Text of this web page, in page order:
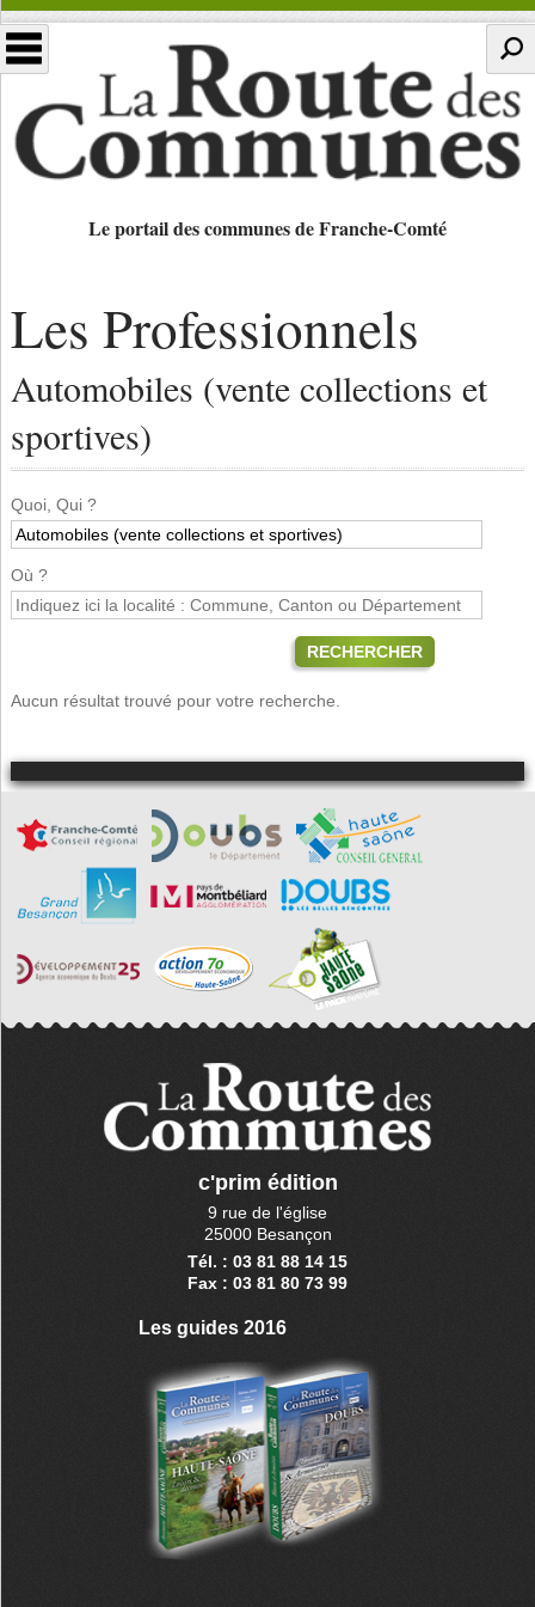
Le portail des communes de Franche-Comté
Les Professionnels
Automobiles (vente collections et
sportives)
Quoi, Qui ?
Où ?
RECHERCHER
Aucun résultat trouvé pour votre recherche.
c'prim édition
9 rue de l'église
25000 Besançon
Tél. : 03 81 88 14 15
Fax : 03 81 80 73 99
Les guides 2016